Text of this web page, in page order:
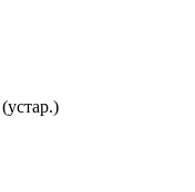
(устар.)